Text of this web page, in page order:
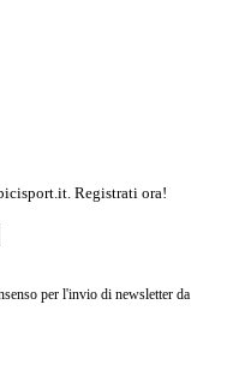
Registrati ora!
per l'invio di newsletter da